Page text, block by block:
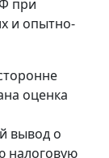
при
и опытно-
оценка
вывод о
налоговую